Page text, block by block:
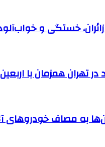
خستگی و
به مصاف خودروهای